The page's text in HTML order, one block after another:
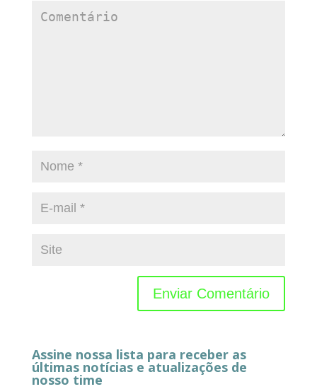
Assine nossa lista para receber as
últimas notícias e atualizações de
nosso time